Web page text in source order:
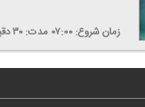
زمان شروع: ۰۷:۰۰ مدت: ۳۰